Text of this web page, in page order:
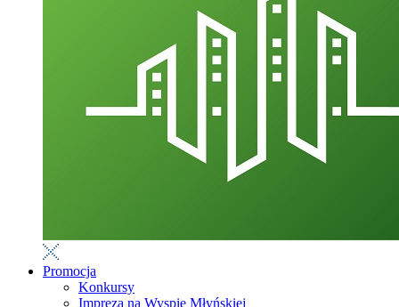
Promocja
Konkursy
Impreza na Wyspie Młyńskiej